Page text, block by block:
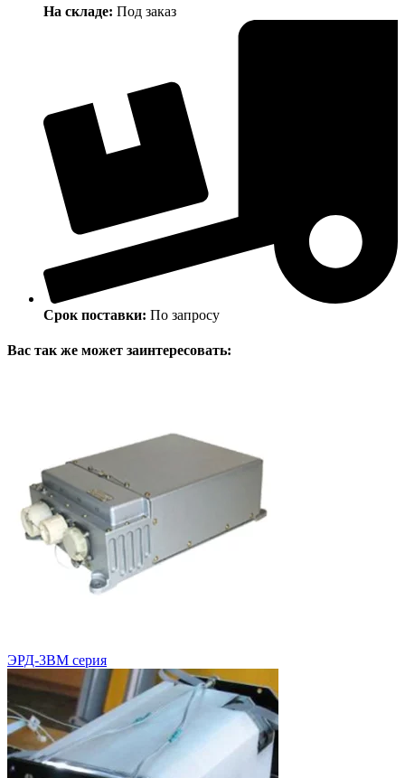
На складе: Под заказ
Срок поставки: По запросу
Вас так же может заинтересовать:
ЭРД-3ВМ серия